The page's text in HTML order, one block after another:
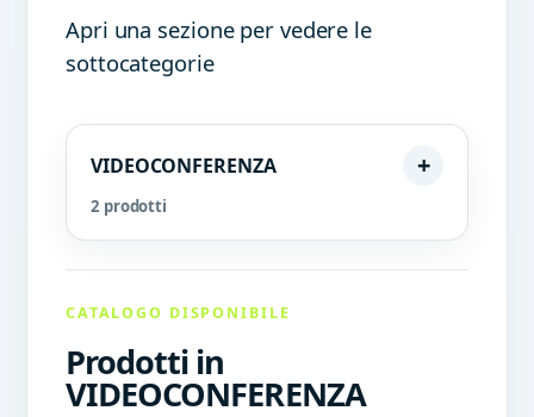
Apri una sezione per vedere le
sottocategorie
VIDEOCONFERENZA
2 prodotti
CATALOGO DISPONIBILE
Prodotti in
VIDEOCONFERENZA